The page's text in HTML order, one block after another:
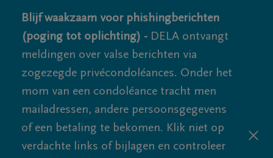
Blijf waakzaam voor phishingberichten
(poging tot oplichting) - DELA ontvangt
meldingen over valse berichten via
zogezegde privécondoléances. Onder het
mom van een condoléance tracht men
mailadressen, andere persoonsgegevens
of een betaling te bekomen. Klik niet op
verdachte links of bijlagen en controleer